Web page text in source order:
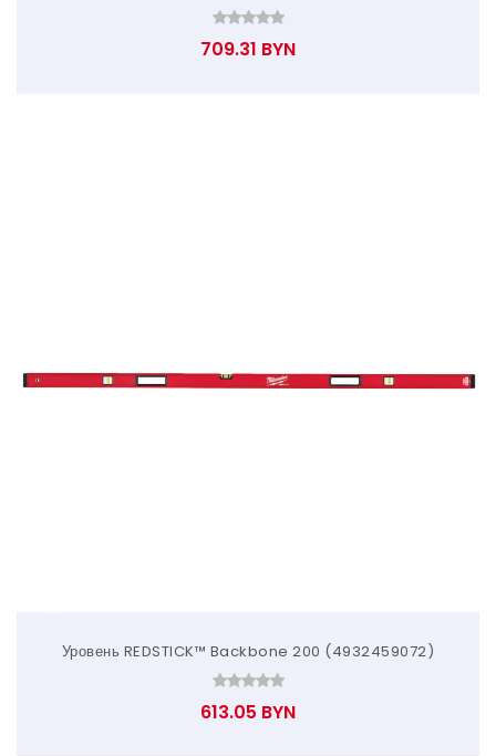
709.31 BYN
Уровень REDSTICK™ Backbone 200 (4932459072)
613.05 BYN